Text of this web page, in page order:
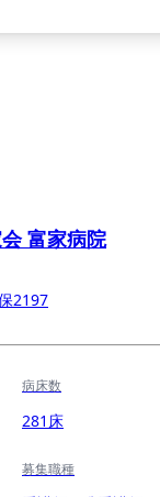
富家病院
2197
病床数
281床
募集職種